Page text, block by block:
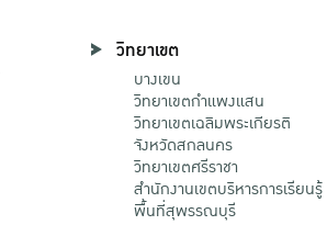
วิทยาเขต
บางเขน
วิทยาเขตกําแพงแสน
วิทยาเขตเฉลิมพระเกียรติ
จังหวัดสกลนคร
วิทยาเขตศรีราชา
สำนักงานเขตบริหารการเรียนรู้
พื้นที่สุพรรณบุรี